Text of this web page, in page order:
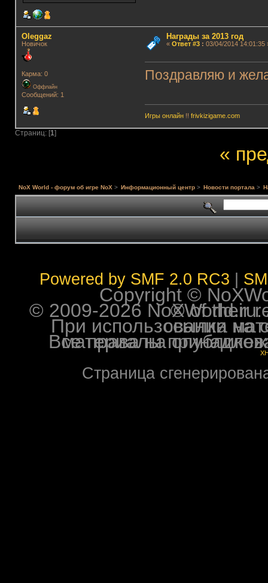
Oleggaz
Новичок
Карма: 0
Оффлайн
Сообщений: 1
Награды за 2013 год
« Ответ #3: 03/04/2014 14:01:35
Поздравляю и
Игры онлайн !!frivkizigame.com
Страниц: [1]
«
NoX World - форум об игре NoX > Информационный центр > Новости портала >
Powered by SMF 2.0 RC3
Copyright ©
© 2009-2026 NoXWorld.ru. All
При использовании
Все права на опубликованные на форуме
Страница